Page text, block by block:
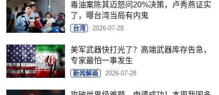
毒油案陈其迈怒问20%决策，卢秀燕证实
了，曝台湾当局有内鬼
台湾 2026-07-28
美军武器快打光了？高端武器库存告急，
专家最怕一事发生
新闻解画 2026-07-28